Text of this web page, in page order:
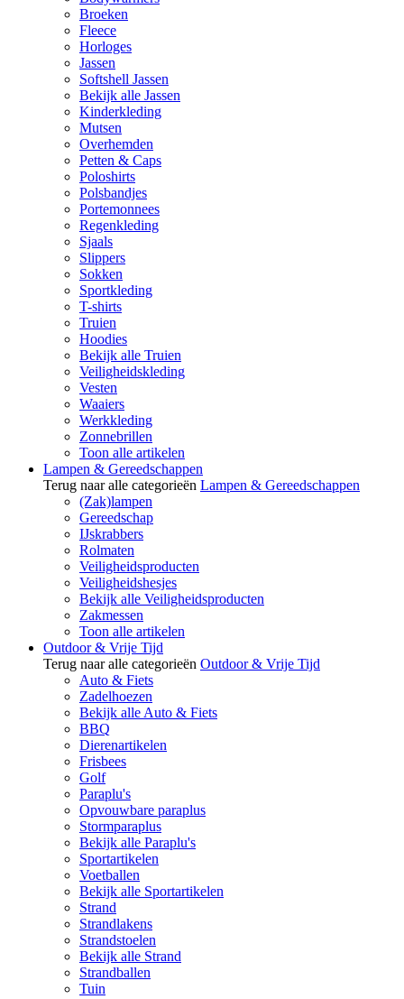
Broeken
Fleece
Horloges
Jassen
Softshell Jassen
Bekijk alle Jassen
Kinderkleding
Mutsen
Overhemden
Petten & Caps
Poloshirts
Polsbandjes
Portemonnees
Regenkleding
Sjaals
Slippers
Sokken
Sportkleding
T-shirts
Truien
Hoodies
Bekijk alle Truien
Veiligheidskleding
Vesten
Waaiers
Werkkleding
Zonnebrillen
Toon alle artikelen
Lampen & Gereedschappen
Terug naar alle categorieën Lampen & Gereedschappen
(Zak)lampen
Gereedschap
IJskrabbers
Rolmaten
Veiligheidsproducten
Veiligheidshesjes
Bekijk alle Veiligheidsproducten
Zakmessen
Toon alle artikelen
Outdoor & Vrije Tijd
Terug naar alle categorieën Outdoor & Vrije Tijd
Auto & Fiets
Zadelhoezen
Bekijk alle Auto & Fiets
BBQ
Dierenartikelen
Frisbees
Golf
Paraplu's
Opvouwbare paraplus
Stormparaplus
Bekijk alle Paraplu's
Sportartikelen
Voetballen
Bekijk alle Sportartikelen
Strand
Strandlakens
Strandstoelen
Bekijk alle Strand
Strandballen
Tuin